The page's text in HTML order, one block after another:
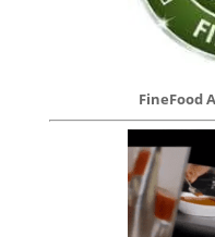
FineFood